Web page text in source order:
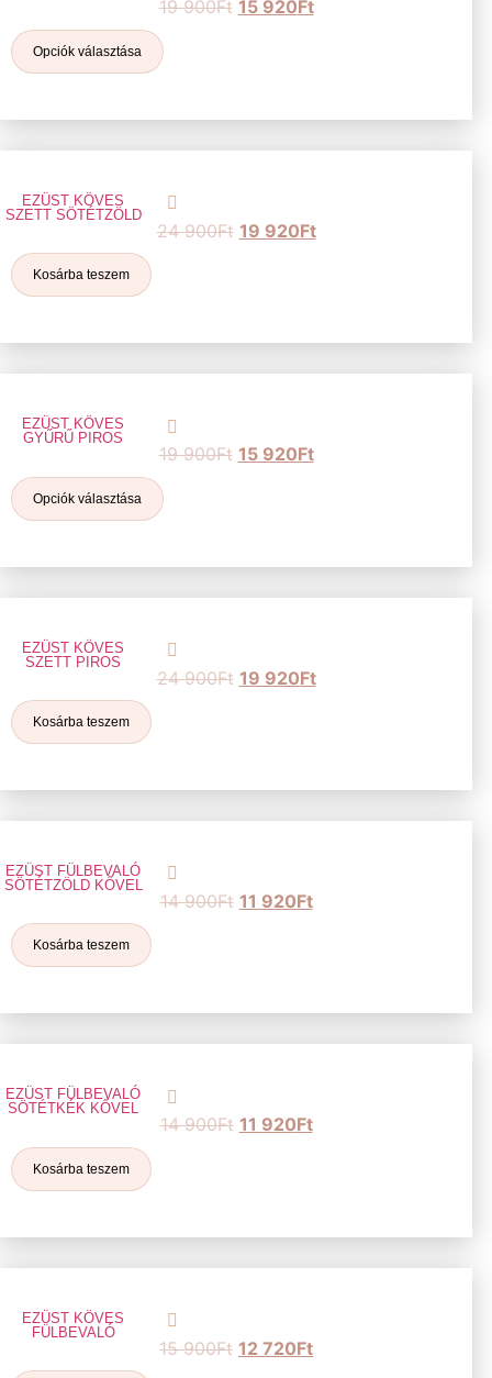
19 900Ft 15 920Ft
Opciók választása
EZÜST KÖVES
SZETT SÖTÉTZÖLD
24 900Ft 19 920Ft
Kosárba teszem
EZÜST KÖVES
GYŰRŰ PIROS
19 900Ft 15 920Ft
Opciók választása
EZÜST KÖVES
SZETT PIROS
24 900Ft 19 920Ft
Kosárba teszem
EZÜST FÜLBEVALÓ
SÖTÉTZÖLD KŐVEL
14 900Ft 11 920Ft
Kosárba teszem
EZÜST FÜLBEVALÓ
SÖTÉTKÉK KŐVEL
14 900Ft 11 920Ft
Kosárba teszem
EZÜST KÖVES
FÜLBEVALÓ
15 900Ft 12 720Ft